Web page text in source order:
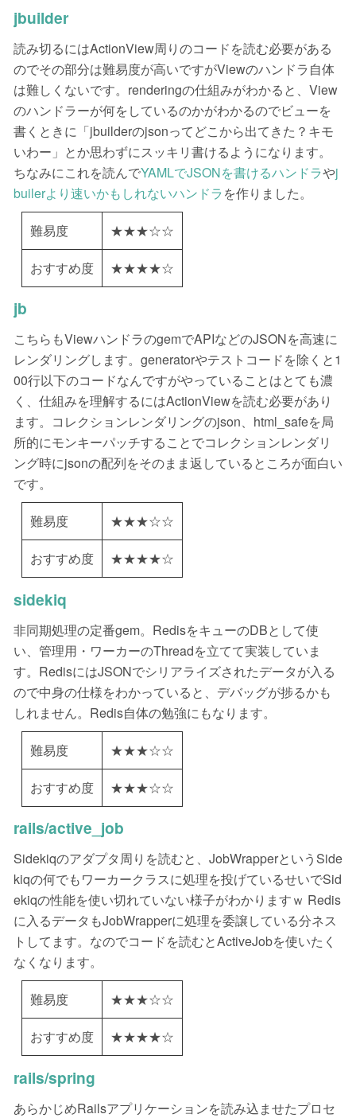
jbuilder
読み切るにはActionView周りのコードを読む必要がある
のでその部分は難易度が高いですがViewのハンドラ自体
は難しくないです。renderingの仕組みがわかると、View
のハンドラーが何をしているのかがわかるのでビューを
書くときに「jbuilderのjsonってどこから出てきた？キモ
いわー」とか思わずにスッキリ書けるようになります。
ちなみにこれを読んでYAMLでJSONを書けるハンドラやj
builerより速いかもしれないハンドラを作りました。
難易度 ★★★☆☆
おすすめ度 ★★★★☆
jb
こちらもViewハンドラのgemでAPIなどのJSONを高速に
レンダリングします。generatorやテストコードを除くと1
00行以下のコードなんですがやっていることはとても濃
く、仕組みを理解するにはActionViewを読む必要があり
ます。コレクションレンダリングのjson、html_safeを局
所的にモンキーパッチすることでコレクションレンダリ
ング時にjsonの配列をそのまま返しているところが面白い
です。
難易度 ★★★☆☆
おすすめ度 ★★★★☆
sidekiq
非同期処理の定番gem。RedisをキューのDBとして使
い、管理用・ワーカーのThreadを立てて実装していま
す。RedisにはJSONでシリアライズされたデータが入る
ので中身の仕様をわかっていると、デバッグが捗るかも
しれません。Redis自体の勉強にもなります。
難易度 ★★★☆☆
おすすめ度 ★★★☆☆
rails/active_job
Sidekiqのアダプタ周りを読むと、JobWrapperというSide
kiqの何でもワーカークラスに処理を投げているせいでSid
ekiqの性能を使い切れていない様子がわかりますｗ Redis
に入るデータもJobWrapperに処理を委譲している分ネス
トしてます。なのでコードを読むとActiveJobを使いたく
なくなります。
難易度 ★★★☆☆
おすすめ度 ★★★★☆
rails/spring
あらかじめRailsアプリケーションを読み込ませたプロセ